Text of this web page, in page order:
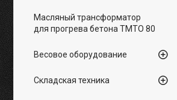
Масляный трансформатор
для прогрева бетона ТМТО 80
Весовое оборудование
Складская техника